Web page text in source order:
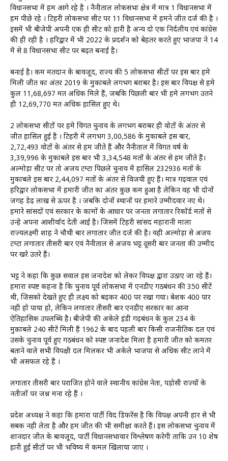
विधानसभा में हम आगे रहे है । नैनीताल लोकसभा क्षेत्र में मात्र 1 विधानसभा में
हम पीछे रहे । टिहरी लोकसभा सीट पर 11 विधानसभा में हमने जीत दर्ज की है ।
इसमें भी बीजेपी अपनी एक ही सीट को हारी है अन्य दो एक निर्दलीय एवं कांग्रेस
की ही रही है । हरिद्वार में भी 2022 के प्रदर्शन को बेहतर करते हुए भाजपा ने 14
में से 8 विधानसभा सीट पर बढ़त बनाई है।
बनाई है। कम मतदान के बावजूद, राज्य की 5 लोकसभा सीटों पर इस बार हमे
मिली जीत का अंतर 2019 के मुकाबले लगभग बराबर है। इस बार विपक्ष से हमे
कुल 11,68,697 मत अधिक मिले हैं, जबकि पिछली बार भी हमे लगभग उतने
ही 12,69,770 मत अधिक हासिल हुए थे।
2 लोकसभा सीटों पर हमे विगत चुनाव के लगभग बराबर ही वोटों के अंतर से
जीत हासिल हुई है । टिहरी में लगभग 3,00,586 के मुकाबले इस बार,
2,72,493 वोटों के अंतर से हम जीते हैं और नैनीताल में विगत वर्ष के
3,39,996 के मुकाबले इस बार भी 3,34,548 मतों के अंतर से हम जीते हैं।
अल्मोड़ा सीट पर तो अजय टम्टा पिछले चुनाव में हासिल 232936 मतों के
मुकाबले इस बार 2,44,097 मतों के अंतर से विजयी हुए हैं। मात्र गढ़वाल एवं
हरिद्वार लोकसभा में हमारी जीत का अंतर कुछ कम हुआ है लेकिन वह भी दोनों
जगह डेढ़ लाख से ऊपर है । जबकि दोनों स्थानों पर हमारे उम्मीदवार नए थे।
हमारे सांसदों एवं सरकार के कामों के आधार पर जनता लगातार रिकॉर्ड मतों से
उन्हे अपना आशीर्वाद देती आई है। जिसमें टिहरी सांसद महारानी माला
राज्यलक्ष्मी शाह ने चौथी बार लगातार जीत दर्ज की है। वही अल्मोड़ा से अजय
टम्टा लगातार तीसरी बार एवं नैनीताल से अजय भट्ट दूसरी बार जनता की उम्मीद
पर खरे उतरे हैं।
भट्ट ने कहा कि कुछ सवाल इस जनादेश को लेकर विपक्ष द्वारा उठाए जा रहे हैं।
हमारा स्पष्ट कहना है कि चुनाव पूर्व लोकसभा में एनडीए गठबंधन की 350 सीटें
थी, जिसको देखते हुए ही लक्ष्य को बढ़कर 400 पर रखा गया। बेशक 400 पार
नही हो पाया हो, लेकिन लगातार तीसरी बार एनडीए सरकार का आना
ऐतिहासिक उपलब्धि है। बीजेपी की अकेले इंडी गढ़बंधन के कुल 234 के
मुक़ाबले 240 सीटें मिली हैं 1962 के बाद पहली बार किसी राजनीतिक दल एवं
उसके चुनाव पूर्व हुए गठबंधन को स्पष्ट जनादेश मिला है हमारी जीत को कमतर
बताने वाले सभी विपक्षी दल मिलकर भी अकेले भाजपा से अधिक सीट लाने में
भी असफल रहे हैं ।
लगातार तीसरी बार पराजित होने वाले स्थानीय कांग्रेस नेता, पड़ोसी राज्यों के
नतीजों पर जश्न मना रहे हैं ।
प्रदेश अध्यक्ष ने कहा कि हमारा पार्टी विद डिफरेंस है कि विपक्ष अपनी हार से भी
सबक नही लेता है और हम जीत की भी समीक्षा करते हैं। इस लोकसभा चुनाव में
शानदार जीत के बावजूद, पार्टी विधानसभावार विश्लेषण करेगी ताकि उन 10 शेष
हारी हुई सीटों पर भी भविष्य में कमल खिलाया जाए ।